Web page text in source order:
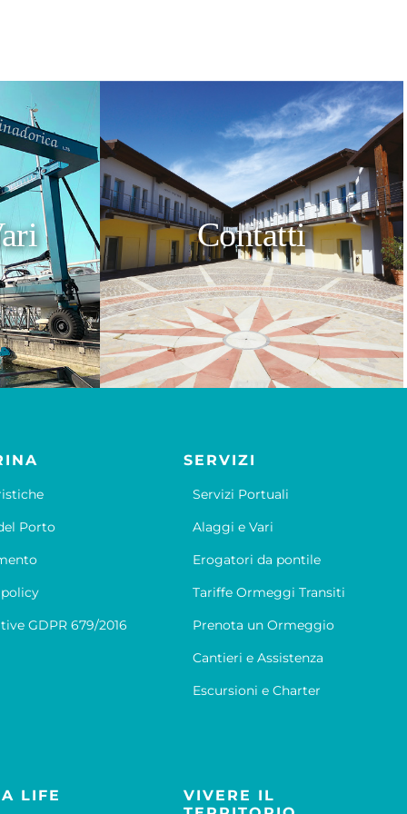
Contatti
Porto
GDPR 679/2016
SERVIZI
Servizi Portuali
Alaggi e Vari
Erogatori da pontile
Tariffe Ormeggi Transiti
Prenota un Ormeggio
Cantieri e Assistenza
Escursioni e Charter
LIFE
VIVERE IL